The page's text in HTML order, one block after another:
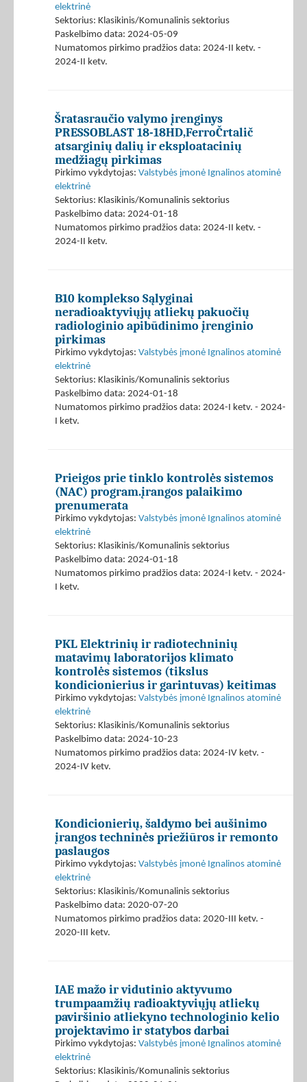
elektrinė
Sektorius: Klasikinis/Komunalinis sektorius
Paskelbimo data: 2024-05-09
Numatomos pirkimo pradžios data: 2024-II ketv. -
2024-II ketv.
Šratasraučio valymo įrenginys
PRESSOBLAST 18-18HD,FerroČrtalič
atsarginių dalių ir eksploatacinių
medžiagų pirkimas
Pirkimo vykdytojas: Valstybės įmonė Ignalinos atominė
elektrinė
Sektorius: Klasikinis/Komunalinis sektorius
Paskelbimo data: 2024-01-18
Numatomos pirkimo pradžios data: 2024-II ketv. -
2024-II ketv.
B10 komplekso Sąlyginai
neradioaktyviųjų atliekų pakuočių
radiologinio apibūdinimo įrenginio
pirkimas
Pirkimo vykdytojas: Valstybės įmonė Ignalinos atominė
elektrinė
Sektorius: Klasikinis/Komunalinis sektorius
Paskelbimo data: 2024-01-18
Numatomos pirkimo pradžios data: 2024-I ketv. - 2024-
I ketv.
Prieigos prie tinklo kontrolės sistemos
(NAC) program.įrangos palaikimo
prenumerata
Pirkimo vykdytojas: Valstybės įmonė Ignalinos atominė
elektrinė
Sektorius: Klasikinis/Komunalinis sektorius
Paskelbimo data: 2024-01-18
Numatomos pirkimo pradžios data: 2024-I ketv. - 2024-
I ketv.
PKL Elektrinių ir radiotechninių
matavimų laboratorijos klimato
kontrolės sistemos (tikslus
kondicionierius ir garintuvas) keitimas
Pirkimo vykdytojas: Valstybės įmonė Ignalinos atominė
elektrinė
Sektorius: Klasikinis/Komunalinis sektorius
Paskelbimo data: 2024-10-23
Numatomos pirkimo pradžios data: 2024-IV ketv. -
2024-IV ketv.
Kondicionierių, šaldymo bei aušinimo
įrangos techninės priežiūros ir remonto
paslaugos
Pirkimo vykdytojas: Valstybės įmonė Ignalinos atominė
elektrinė
Sektorius: Klasikinis/Komunalinis sektorius
Paskelbimo data: 2020-07-20
Numatomos pirkimo pradžios data: 2020-III ketv. -
2020-III ketv.
IAE mažo ir vidutinio aktyvumo
trumpaamžių radioaktyviųjų atliekų
paviršinio atliekyno technologinio kelio
projektavimo ir statybos darbai
Pirkimo vykdytojas: Valstybės įmonė Ignalinos atominė
elektrinė
Sektorius: Klasikinis/Komunalinis sektorius